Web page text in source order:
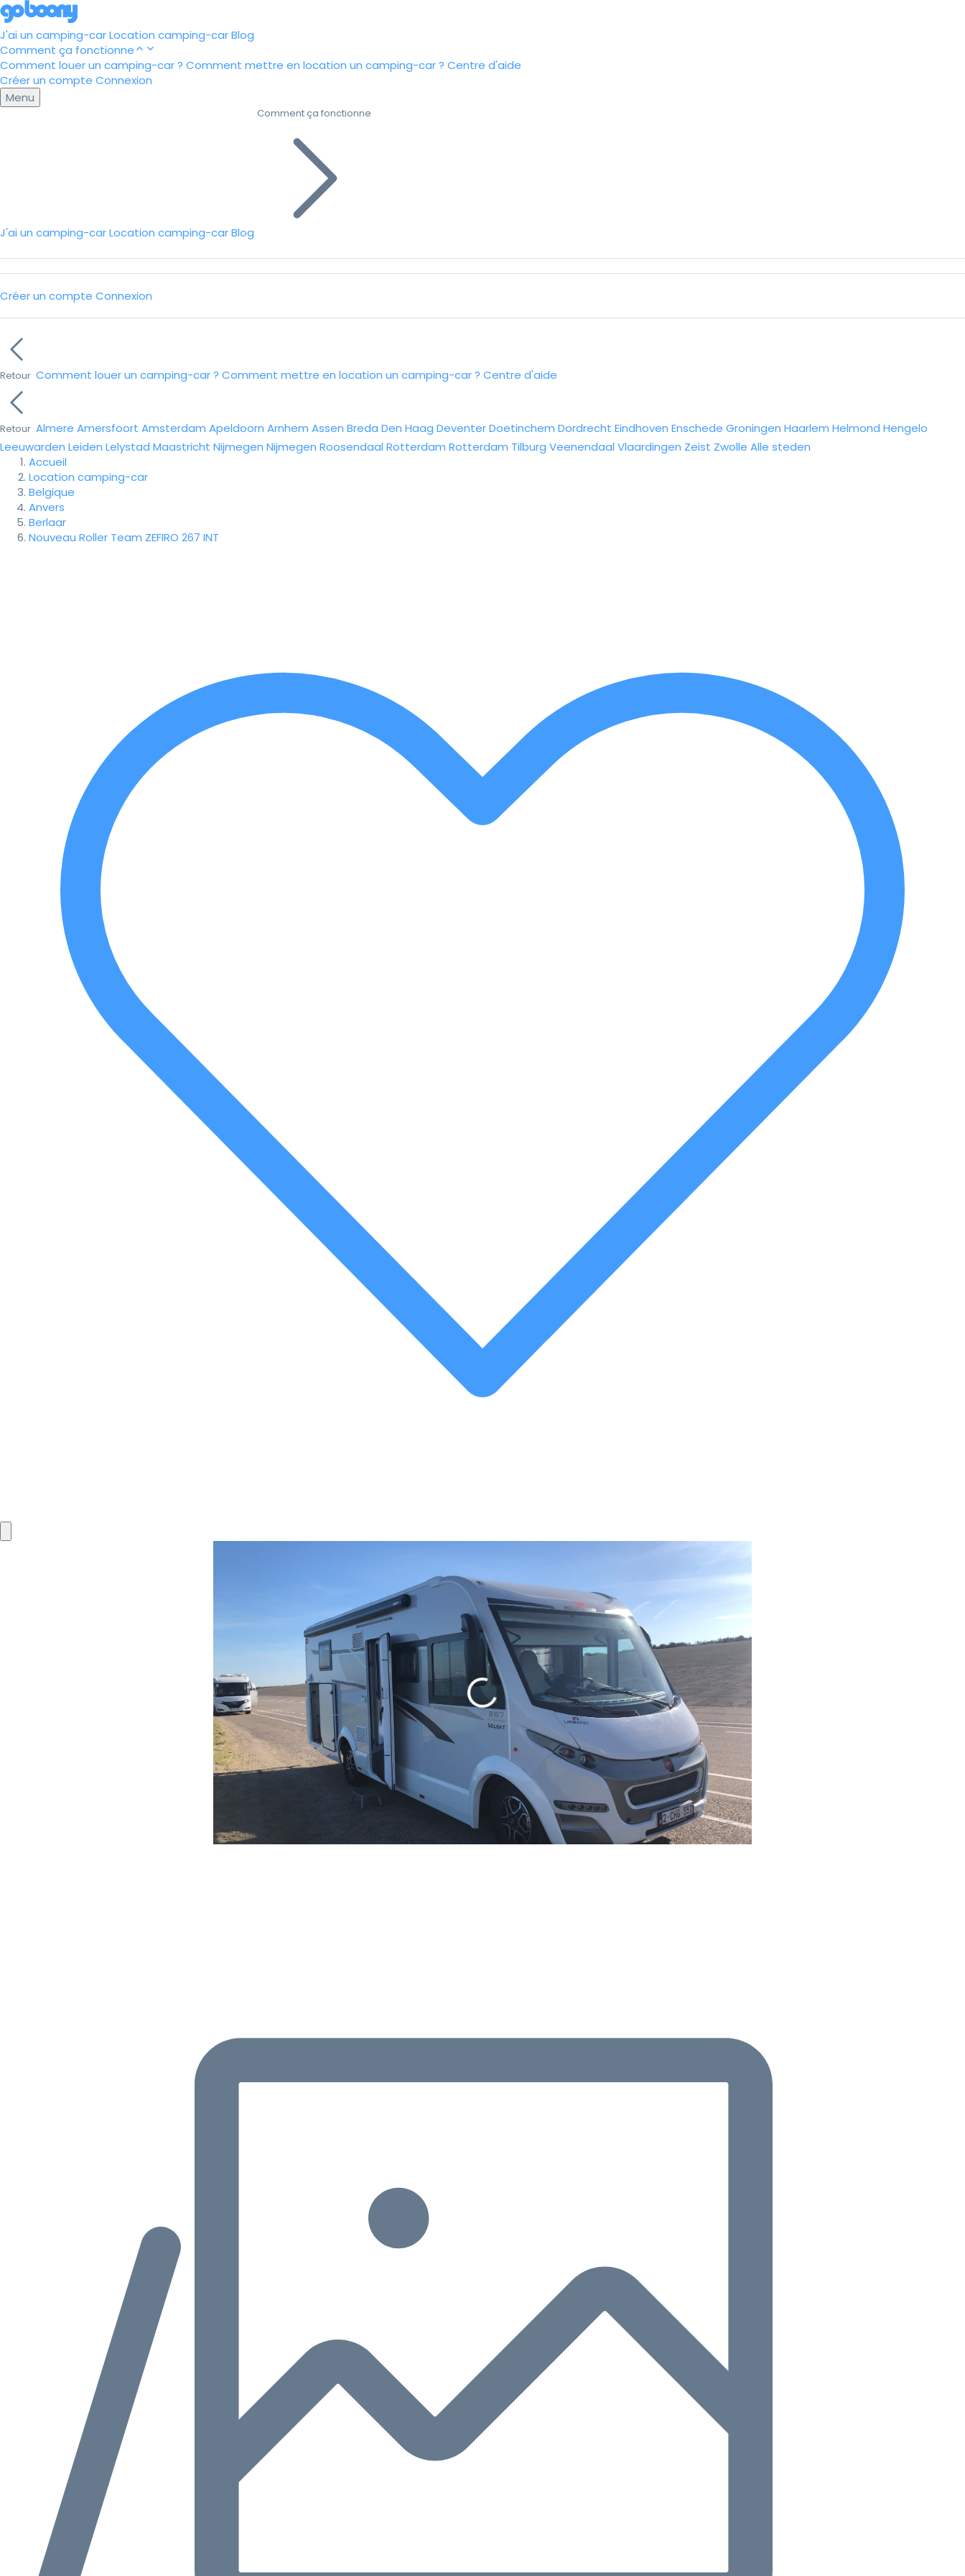
J'ai un camping-carLocation camping-carBlog
Comment ça fonctionne
Comment louer un camping-car ? Comment mettre en location un camping-car ? Centre d'aide
Créer un compte Connexion
Menu
J'ai un camping-carLocation camping-carBlog
Comment ça fonctionne
Créer un compte Connexion
Retour Comment louer un camping-car ? Comment mettre en location un camping-car ? Centre d'aide
Retour Almere Amersfoort Amsterdam Apeldoorn Arnhem Assen Breda Den Haag DeventerDoetinchem Dordrecht Eindhoven Enschede Groningen Haarlem Helmond Hengelo
Leeuwarden Leiden Lelystad Maastricht Nijmegen Nijmegen Roosendaal Rotterdam Rotterdam Tilburg Veenendaal Vlaardingen Zeist Zwolle Alle steden
Accueil
Location camping-car
Belgique
Anvers
Berlaar
Nouveau Roller Team ZEFIRO 267 INT